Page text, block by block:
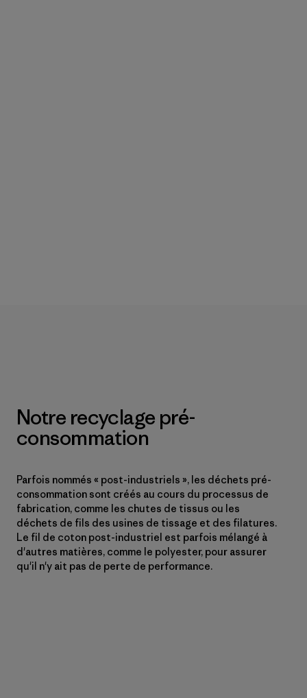
Notre recyclage pré-
consommation
Parfois nommés « post-industriels », les déchets pré-
consommation sont créés au cours du processus de
fabrication, comme les chutes de tissus ou les
déchets de fils des usines de tissage et des filatures.
Le fil de coton post-industriel est parfois mélangé à
d'autres matières, comme le polyester, pour assurer
qu'il n'y ait pas de perte de performance.